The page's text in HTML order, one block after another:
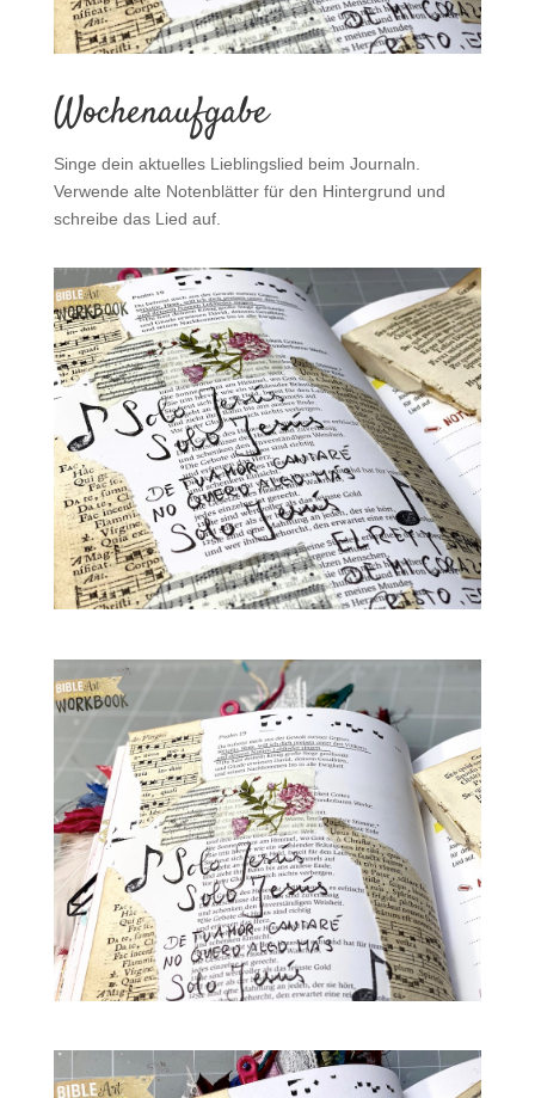
Wochenaufgabe
Singe dein aktuelles Lieblingslied beim Journaln.
Verwende alte Notenblätter für den Hintergrund und
schreibe das Lied auf.